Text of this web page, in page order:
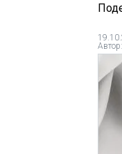
Автор: